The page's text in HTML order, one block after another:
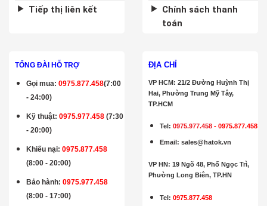
Tiếp thị liên kết
Chính sách thanh
toán
TỔNG ĐÀI HỖ TRỢ
Gọi mua:0975.877.458(7:00
- 24:00)
Kỹ thuật:0975.977.458 (7:30
- 20:00)
Khiếu nại: 0975.877.458
(8:00 - 20:00)
Bảo hành:0975.977.458
(8:00 - 17:00)
ĐỊA CHỈ
VP HCM: 21/2 Đường Huỳnh Thị
Hai, Phường Trung Mỹ Tây,
TP.HCM
Tel:0975.977.458 -0975.877.458
Email:sales@hatok.vn
VP HN: 19 Ngõ 48, Phố Ngọc Trì,
Phường Long Biên, TP.HN
Tel: 0975.877.458